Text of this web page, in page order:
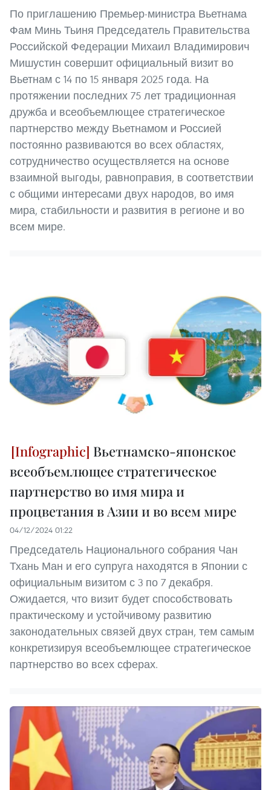
По приглашению Премьер-министра Вьетнама
Фам Минь Тьиня Председатель Правительства
Российской Федерации Михаил Владимирович
Мишустин совершит официальный визит во
Вьетнам с 14 по 15 января 2025 года. На
протяжении последних 75 лет традиционная
дружба и всеобъемлющее стратегическое
партнерство между Вьетнамом и Россией
постоянно развиваются во всех областях,
сотрудничество осуществляется на основе
взаимной выгоды, равноправия, в соответствии
с общими интересами двух народов, во имя
мира, стабильности и развития в регионе и во
всем мире.
Вьетнамско-японское
всеобъемлющее стратегическое
партнерство во имя мира и
процветания в Азии и во всем мире
04/12/2024 01:22
Председатель Национального собрания Чан
Тхань Ман и его супруга находятся в Японии с
официальным визитом с 3 по 7 декабря.
Ожидается, что визит будет способствовать
практическому и устойчивому развитию
законодательных связей двух стран, тем самым
конкретизируя всеобъемлющее стратегическое
партнерство во всех сферах.